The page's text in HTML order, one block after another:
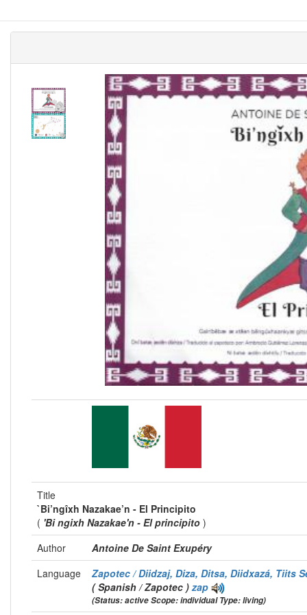
Title
`Bi’ngîxh Nazakae’n - El Principito
( 'Bi ngixh Nazakae'n - El principito )
Author
Antoine De Saint Exupéry
Language
Zapotec / Diidzaj, Diza, Ditsa, Diidxazá, Tiits
( Spanish / Zapotec ) zap
(Status: active Scope: individual Type: living)